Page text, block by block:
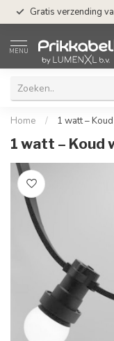
Gratis verzending
MENU
Home / 1 watt –
1 watt – Koud